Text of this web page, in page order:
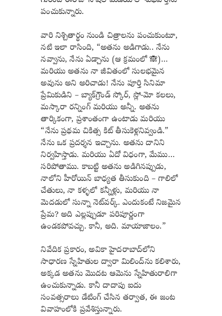
పంచుకున్నారు.
వారి నిశ్చితార్థం నుండి చిత్రాలను పంచుకుంటూ,
నటి ఇలా రాసింది, “అతను అడిగాడు.. నేను
నవ్వాను, నేను ఏడ్చాను (ఆ క్రమంలో 🙈)…
మరియు అతను నా జీవితంలో సులభమైన
అవును అని అరిచాడు! నేను పూర్తి సినిమా
ప్రేమికుడిని – బ్యాక్‌గ్రౌండ్ స్కోర్, స్లో-మో కలలు,
మస్కారా రన్నింగ్ మరియు అన్నీ. అతను
తార్కికంగా, ప్రశాంతంగా ఉంటాడు మరియు
“నేను ప్రథమ చికిత్స కిట్ తీసుకెళ్లనివ్వండి.”
నేను ఒక ప్రదర్శన ఇచ్చాను. అతను దానిని
నిర్వహిస్తాడు. మరియు ఏదో విధంగా, మేము…
సరిపోతాము. కాబట్టి అతను అడిగినప్పుడు,
నాలోని హీరోయిన్ బాధ్యత తీసుకుంది – గాలిలో
చేతులు, నా కళ్ళలో కన్నీళ్లు, మరియు నా
మెదడులో సున్నా నెట్‌వర్క్. ఎందుకంటే నిజమైన
ప్రేమ? అది ఎల్లప్పుడూ పరిపూర్ణంగా
ఉండకపోవచ్చు. కానీ, అది. మాయాజాలం.”
నివేదిక ప్రకారం, అవికా హైదరాబాద్‌లోని
సాధారణ స్నేహితుల ద్వారా మిలింద్‌ను కలిశారు,
అక్కడ అతను మొదట ఆమెను స్నేహితురాలిగా
ఉంచుకున్నాడు. కానీ దాదాపు ఐదు
సంవత్సరాలు డేటింగ్ చేసిన తర్వాత, ఈ జంట
వివాహంలోకి ప్రవేశిస్తున్నారు.